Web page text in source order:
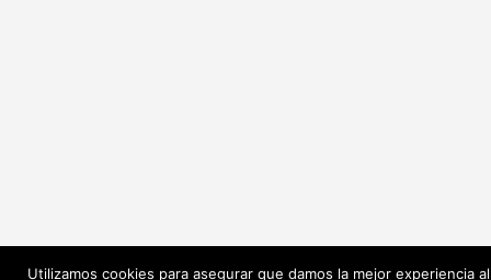
Utilizamos cookies para asegurar que damos la mejor